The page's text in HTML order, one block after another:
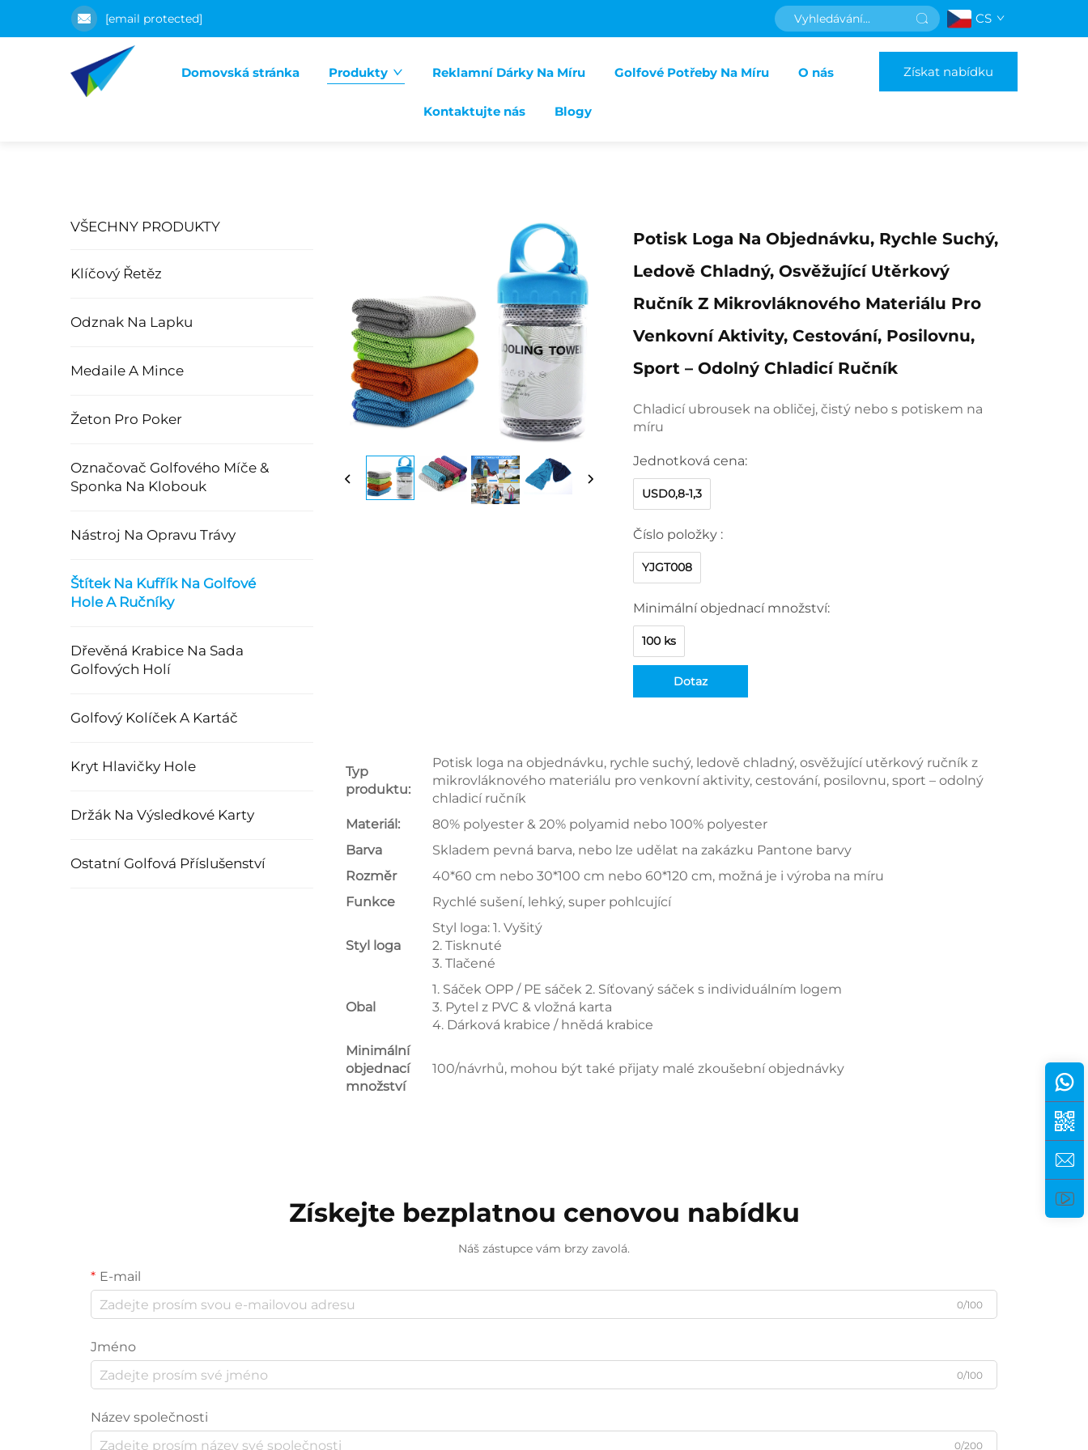
[email protected] CS
Domovská stránka Produkty Reklamní Dárky Na Míru Golfové Potřeby Na Míru O nás
Kontaktujte nás Blogy
Získat nabídku
VŠECHNY PRODUKTY
Klíčový Řetěz
Odznak Na Lapku
Medaile A Mince
Žeton Pro Poker
Označovač Golfového Míče &
Sponka Na Klobouk
Nástroj Na Opravu Trávy
Štítek Na Kufřík Na Golfové
Hole A Ručníky
Dřevěná Krabice Na Sada
Golfových Holí
Golfový Kolíček A Kartáč
Kryt Hlavičky Hole
Držák Na Výsledkové Karty
Ostatní Golfová Příslušenství
Potisk Loga Na Objednávku, Rychle Suchý,
Ledově Chladný, Osvěžující Utěrkový
Ručník Z Mikrovláknového Materiálu Pro
Venkovní Aktivity, Cestování, Posilovnu,
Sport – Odolný Chladicí Ručník
Chladicí ubrousek na obličej, čistý nebo s potiskem na
míru
Jednotková cena:
USD0,8-1,3
Číslo položky :
YJGT008
Minimální objednací množství:
100 ks
Dotaz
Typ
produktu:
Potisk loga na objednávku, rychle suchý, ledově chladný, osvěžující utěrkový ručník z
mikrovláknového materiálu pro venkovní aktivity, cestování, posilovnu, sport – odolný
chladicí ručník
Materiál:
80% polyester & 20% polyamid nebo 100% polyester
Barva
Skladem pevná barva, nebo lze udělat na zakázku Pantone barvy
Rozměr
40*60 cm nebo 30*100 cm nebo 60*120 cm, možná je i výroba na míru
Funkce
Rychlé sušení, lehký, super pohlcující
Styl loga
Styl loga: 1. Vyšitý
2. Tisknuté
3. Tlačené
Obal
1. Sáček OPP / PE sáček 2. Síťovaný sáček s individuálním logem
3. Pytel z PVC & vložná karta
4. Dárková krabice / hnědá krabice
Minimální
objednací
množství
100/návrhů, mohou být také přijaty malé zkoušební objednávky
Získejte bezplatnou cenovou nabídku
Náš zástupce vám brzy zavolá.
E-mail
0/100
Jméno
0/100
Název společnosti
0/200